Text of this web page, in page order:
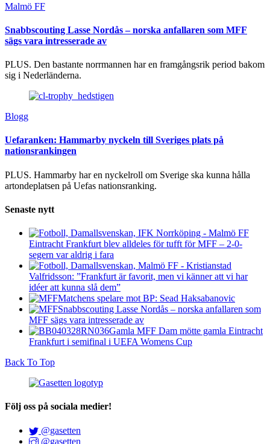
Malmö FF
Snabbscouting Lasse Nordås – norska anfallaren som MFF
sägs vara intresserade av
PLUS. Den bastante norrmannen har en framgångsrik period bakom
sig i Nederländerna.
Blogg
Uefaranken: Hammarby nyckeln till Sveriges plats på
nationsrankingen
PLUS. Hammarby har en nyckelroll om Sverige ska kunna hålla
artondeplatsen på Uefas nationsranking.
Senaste nytt
Eintracht Frankfurt blev alldeles för tufft för MFF – 2-0-
segern var aldrig i fara
Valfridsson: ”Frankfurt är favorit, men vi känner att vi har
idéer att kunna slå dem”
Matchens spelare mot BP: Sead Haksabanovic
Snabbscouting Lasse Nordås – norska anfallaren som
MFF sägs vara intresserade av
Gamla MFF Dam mötte gamla Eintracht
Frankfurt i semifinal i UEFA Womens Cup
Back To Top
Följ oss på sociala medier!
@gasetten
@gasetten